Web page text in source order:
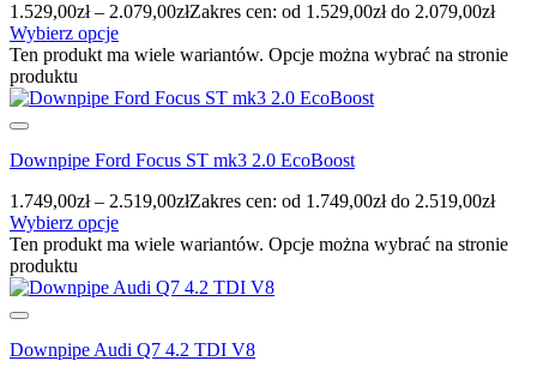
1.529,00zł – 2.079,00złZakres cen: od 1.529,00zł do 2.079,00zł
Wybierz opcje
Ten produkt ma wiele wariantów. Opcje można wybrać na stronie
produktu
Downpipe Ford Focus ST mk3 2.0 EcoBoost
1.749,00zł – 2.519,00złZakres cen: od 1.749,00zł do 2.519,00zł
Wybierz opcje
Ten produkt ma wiele wariantów. Opcje można wybrać na stronie
produktu
Downpipe Audi Q7 4.2 TDI V8